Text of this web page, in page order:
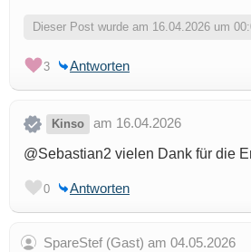
Dieser Post wurde am 16.04.2026 um
3 Antworten
Kinso
am 16.04.2026
@Sebastian2 vielen Dank für die
0 Antworten
SpareStef (Gast) am 04.05.2026